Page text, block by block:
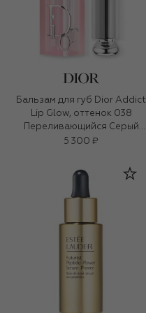
Бальзам для губ Dior Addict
Lip Glow, оттенок 038
Переливающийся Серый
(3,2g)
5 300 ₽